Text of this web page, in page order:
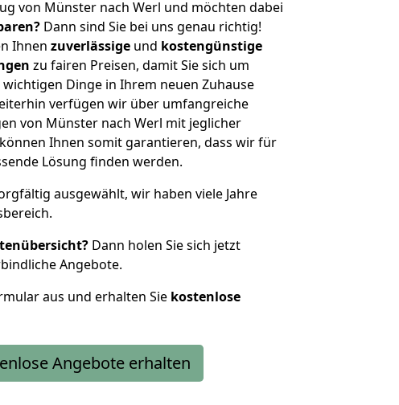
von Münster nach Werl und möchten dabei
Dann sind Sie bei uns genau richtig!
Ihnen zuverlässige und kostengünstige
zu fairen Preisen, damit Sie sich um
Dinge in Ihrem neuen Zuhause
verfügen wir über umfangreiche
von Münster nach Werl mit jeglicher
Ihnen somit garantieren, dass wir für
Lösung finden werden.
ausgewählt, wir haben viele Jahre
Dann holen Sie sich jetzt
Angebote.
aus und erhalten Sie kostenlose
Angebote erhalten